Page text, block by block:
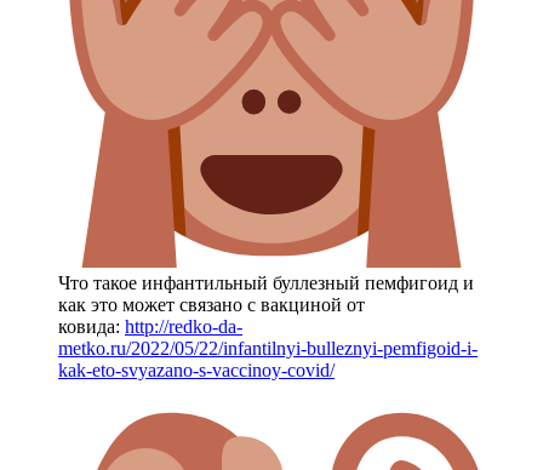
Что такое инфантильный буллезный пемфигоид и
как это может связано с вакциной от
ковида: http://redko-da-
metko.ru/2022/05/22/infantilnyi-bulleznyi-pemfigoid-i-
kak-eto-svyazano-s-vaccinoy-covid/